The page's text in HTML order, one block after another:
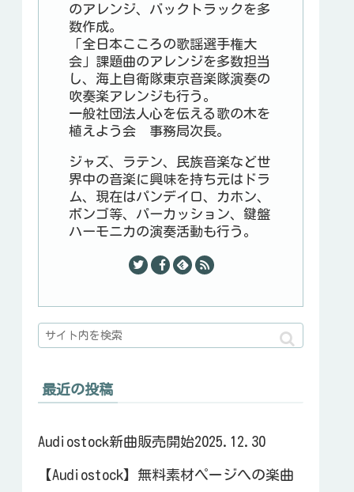
のアレンジ、バックトラックを多
数作成。
「全日本こころの歌謡選手権大
会」課題曲のアレンジを多数担当
し、海上自衛隊東京音楽隊演奏の
吹奏楽アレンジも行う。
一般社団法人心を伝える歌の木を
植えよう会 事務局次長。
ジャズ、ラテン、民族音楽など世
界中の音楽に興味を持ち元はドラ
ム、現在はパンデイロ、カホン、
ボンゴ等、パーカッション、鍵盤
ハーモニカの演奏活動も行う。
最近の投稿
Audiostock新曲販売開始2025.12.30
【Audiostock】無料素材ページへの楽曲